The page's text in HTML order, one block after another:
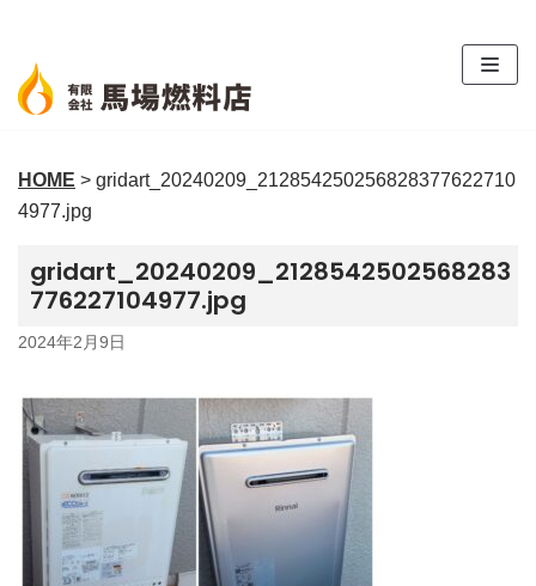
ン
テ
ン
へ
ス
ッ
プ
HOME > gridart_20240209_212854250256828377622710
4977.jpg
gridart_20240209_2128542502568283
776227104977.jpg
2024年2月9日